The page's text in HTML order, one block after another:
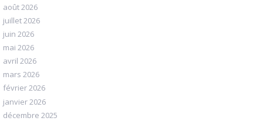
août 2026
juillet 2026
juin 2026
mai 2026
avril 2026
mars 2026
février 2026
janvier 2026
décembre 2025